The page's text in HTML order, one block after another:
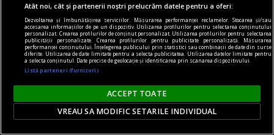
accent pe istorie
Lech Walesa, din istorie și din prezent
Atât noi, cât și partenerii noștri prelucrăm datele pentru a oferi:
Dezvoltarea și îmbunătățirea serviciilor. Măsurarea performanței reclamelor. Stocarea și/sau
accesarea informațiilor de pe un dispozitiv. Utilizarea profilurilor pentru selectarea conținutului
personalizat. Crearea profilurilor de conținut personalizat. Utilizarea profilurilor pentru selectarea
publicității personalizate. Crearea profilurilor pentru publicitate personalizată. Măsurarea
performanței conținutului. Înțelegerea publicului prin statistici sau combinații de date din surse
diferite. Utilizarea de date limitate pentru a selecta publicitatea. Utilizarea datelor limitate pentru
a selecta conținutul. Date precise de geolocație și identificarea prin scanarea dispozitivului.
Listă parteneri (furnizori)
ACCEPT TOATE
VREAU SA MODIFIC SETARILE INDIVIDUAL